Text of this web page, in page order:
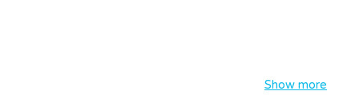
Show more